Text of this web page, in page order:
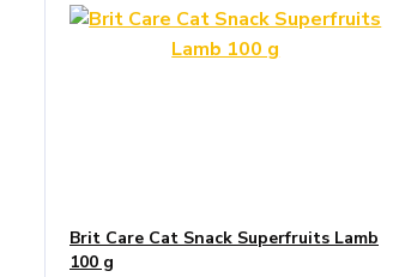
Brit Care Cat Snack Superfruits Lamb
100 g